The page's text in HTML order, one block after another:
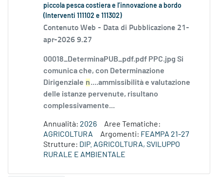
piccola pesca costiera e l’innovazione a bordo
(Interventi 111102 e 111302)
Contenuto Web - Data di Pubblicazione 21-
apr-2026 9.27
00018_DeterminaPUB_pdf.pdf PPC.jpg Si
comunica che, con Determinazione
Dirigenziale n....ammissibilità e valutazione
delle istanze pervenute, risultano
complessivamente...
Annualità: 2026
Aree Tematiche:
AGRICOLTURA
Argomenti: FEAMPA 21-27
Strutture: DIP. AGRICOLTURA, SVILUPPO
RURALE E AMBIENTALE